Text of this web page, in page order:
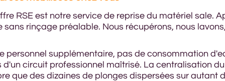
RSE est notre service de reprise du matériel sale.
rinçage préalable. Nous récupérons, nous
personnel supplémentaire, pas de consommation
circuit professionnel maîtrisé. La centralisation
que des dizaines de plonges dispersées sur autant